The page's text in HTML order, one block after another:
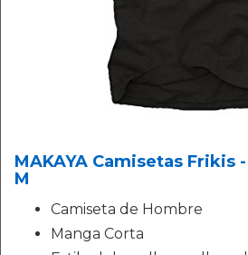
MAKAYA Camisetas Frikis
M
Camiseta de Hombre
Manga Corta